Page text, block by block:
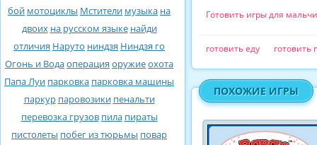
бой мотоциклы Мстители музыка на
двоих на русском языке найди
отличия Наруто ниндзя Ниндзя го
Огонь и Водаоперация оружиеохота
Папа Луи парковка парковка машины
паркур паровозики пенальти
перевозка грузов пила пираты
пистолеты побег из тюрьмы повар
Готовить игры для
готовить еду готовить
ПОХОЖИЕ ИГРЫ